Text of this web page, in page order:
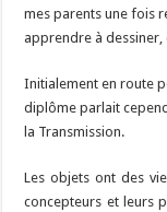
mes parents une fois
apprendre à
Initialement en route
diplôme parlait
la Transmission.
Les objets ont des
concepteurs et leurs